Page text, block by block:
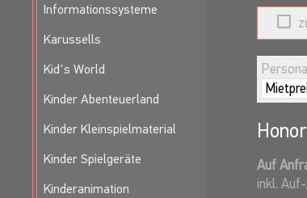
Informationssysteme
Karussells
Kid's World
Kinder Abenteuerland
Kinder Kleinspielmaterial
Kinder Spielgeräte
Kinderanimation
Auf
inkl.